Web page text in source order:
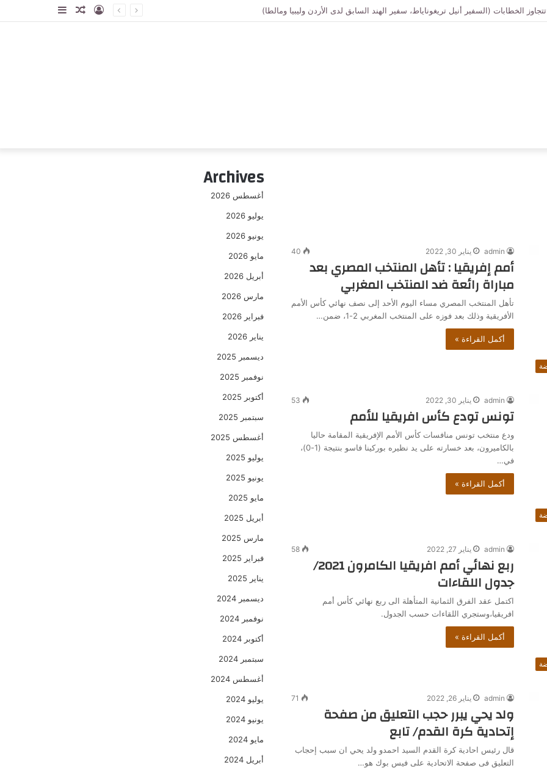
إضافةمقالتسجيل
admin يناير 30, 2022 40
أمم إفريقيا : تأهل المنتخب المصري بعد
مباراة رائعة ضد المنتخب المغربي
تأهل المنتخب المصري مساء اليوم الأحد إلى نصف نهائي كأس الأمم
الأفريقية وذلك بعد فوزه على المنتخب المغربي 2-1، ضمن…
أكمل القراءة »
admin يناير 30, 2022 53
تونس تودع كأس افريقيا للأمم
ودع منتخب تونس منافسات كأس الأمم الإفريقية المقامة حاليا
بالكاميرون، بعد خسارته على يد نظيره بوركينا فاسو بنتيجة (1-0)،
في…
أكمل القراءة »
admin يناير 27, 2022 58
ربع نهائي أمم افريقيا الكامرون 2021/
جدول اللقاءات
اكتمل عقد الفرق الثمانية المتأهلة الى ربع نهائي كأس أمم
افريقيا،وستجري اللقاءات حسب الجدول.
أكمل القراءة »
admin يناير 26, 2022 71
ولد يحي يبرر حجب التعليق من صفحة
إتحادية كرة القدم/ تابع
قال رئيس احادية كرة القدم السيد احمدو ولد يحي ان سبب إحجاب
التعليق فى صفحة الاتحادية على فيس بوك هو…
Archives
أغسطس 2026
يوليو 2026
يونيو 2026
مايو 2026
أبريل 2026
مارس 2026
فبراير 2026
يناير 2026
ديسمبر 2025
نوفمبر 2025
أكتوبر 2025
سبتمبر 2025
أغسطس 2025
يوليو 2025
يونيو 2025
مايو 2025
أبريل 2025
مارس 2025
فبراير 2025
يناير 2025
ديسمبر 2024
نوفمبر 2024
أكتوبر 2024
سبتمبر 2024
أغسطس 2024
يوليو 2024
يونيو 2024
مايو 2024
أبريل 2024